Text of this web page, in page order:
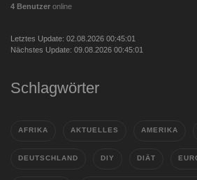
4 Benutzer online
Letztes Update: 02.08.2026 00:45:01
Nächstes Update: 09.08.2026 00:45:01
Schlagwörter
AFRIKA AKTUELLES AMERIKA
DEUTSCHLAND DIY DIÄT